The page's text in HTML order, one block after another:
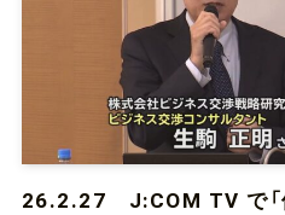
26.2.27 J:COM TV で「